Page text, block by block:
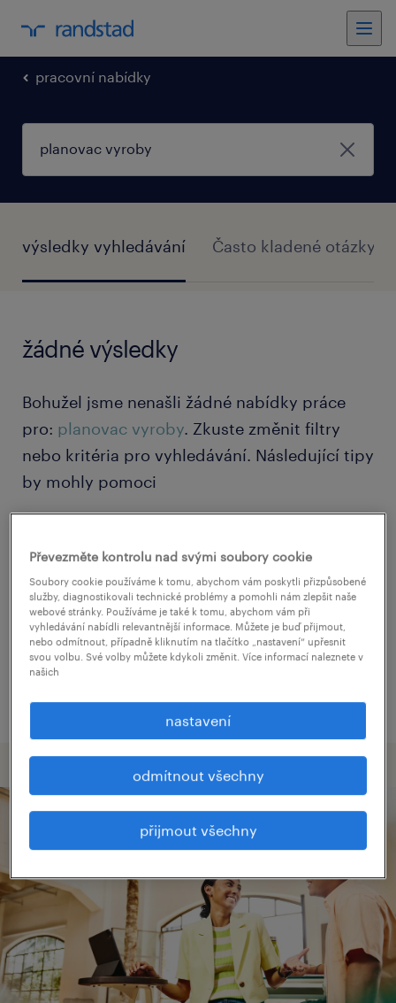
pracovní nabídky
výsledky vyhledávání Často kladené otázky
žádné výsledky
Bohužel jsme nenašli žádné nabídky práce
pro: planovac vyroby. Zkuste změnit filtry
nebo kritéria pro vyhledávání. Následující tipy
by mohly pomoci
a zkontrolute pravopis.
Zkuste začít hledat podle oboru.
Hledáte práce jen podle jedné lokality?
Zvažte rozšíření perimetru nebo
Převezměte kontrolu nad svými soubory cookie
Soubory cookie používáme k tomu, abychom vám poskytli přizpůsobené
služby, diagnostikovali technické problémy a pomohli nám zlepšit naše
webové stránky. Používáme je také k tomu, abychom vám při
vyhledávání nabídli relevantnější informace. Můžete je buď přijmout,
nebo odmítnout, případně kliknutím na tlačítko „nastavení“ upřesnit
svou volbu. Své volby můžete kdykoli změnit. Více informací naleznete v
našich
nastavení
odmítnout všechny
přijmout všechny